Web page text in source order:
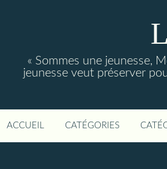
« Sommes une jeunesse,
jeunesse veut préserver
ACCUEIL CATÉGORIES